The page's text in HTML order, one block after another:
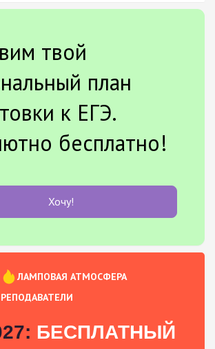
твой
план
к ЕГЭ.
бесплатно!
Хочу!
ЛАМПОВАЯ АТМОСФЕРА
БЕСПЛАТНЫЙ